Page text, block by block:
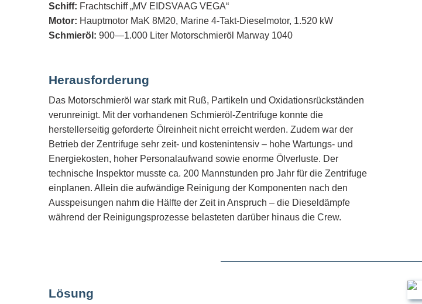
Schiff: Frachtschiff „MV EIDSVAAG VEGA“
Motor: Hauptmotor MaK 8M20, Marine 4-Takt-Dieselmotor, 1.520 kW
Schmieröl: 900—1.000 Liter Motorschmieröl Marway 1040
Herausforderung
Das Motorschmieröl war stark mit Ruß, Partikeln und Oxidationsrückständen
verunreinigt. Mit der vorhandenen Schmieröl-Zentrifuge konnte die
herstellerseitig geforderte Ölreinheit nicht erreicht werden. Zudem war der
Betrieb der Zentrifuge sehr zeit- und kostenintensiv – hohe Wartungs- und
Energiekosten, hoher Personalaufwand sowie enorme Ölverluste. Der
technische Inspektor musste ca. 200 Mannstunden pro Jahr für die Zentrifuge
einplanen. Allein die aufwändige Reinigung der Komponenten nach den
Ausspeisungen nahm die Hälfte der Zeit in Anspruch – die Dieseldämpfe
während der Reinigungsprozesse belasteten darüber hinaus die Crew.
Lösung